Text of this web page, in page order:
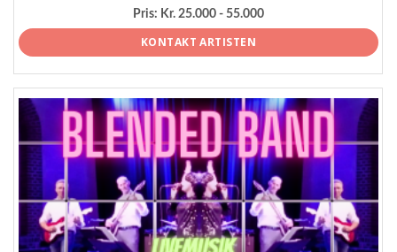
Pris: Kr. 25.000 - 55.000
KONTAKT ARTISTEN